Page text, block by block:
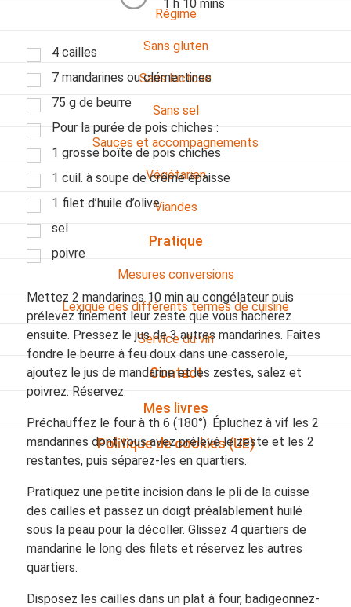
Régime
Sans gluten
Sans lactose
Sans sel
Sauces et accompagnements
Végétarien
Viandes
Pratique
Mesures conversions
Lexique des différents termes de cuisine
Service du vin
Contact
Mes livres
Politique de cookies (UE)
1 h 10 mins
4 cailles
7 mandarines ou clémentines
75 g de beurre
Pour la purée de pois chiches :
1 grosse boîte de pois chiches
1 cuil. à soupe de crème épaisse
1 filet d’huile d’olive
sel
poivre
Mettez 2 mandarines 10 min au congélateur puis
prélevez finement leur zeste que vous hacherez
ensuite. Pressez le jus de 3 autres mandarines. Faites
fondre le beurre à feu doux dans une casserole,
ajoutez le jus de mandarine et les zestes, salez et
poivrez. Réservez.
Préchauffez le four à th 6 (180°). Épluchez à vif les 2
mandarines dont vous avez prélevé le zeste et les 2
restantes, puis séparez-les en quartiers.
Pratiquez une petite incision dans le pli de la cuisse
des cailles et passez un doigt préalablement huilé
sous la peau pour la décoller. Glissez 4 quartiers de
mandarine le long des filets et réservez les autres
quartiers.
Disposez les cailles dans un plat à four, badigeonnez-